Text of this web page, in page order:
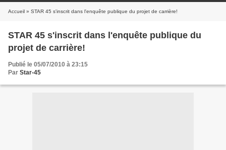
Accueil » STAR 45 s'inscrit dans l'enquête publique du projet de carrière!
STAR 45 s'inscrit dans l'enquête publique du
projet de carrière!
Publié le 05/07/2010 à 23:15
Par Star-45